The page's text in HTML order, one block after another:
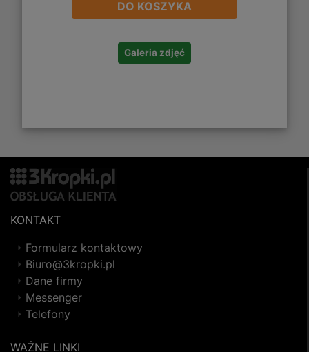
DO KOSZYKA
Galeria zdjęć
KONTAKT
Formularz kontaktowy
Biuro@3kropki.pl
Dane firmy
Messenger
Telefony
WAŻNE LINKI